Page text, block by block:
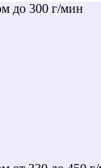
до 300 г/мин